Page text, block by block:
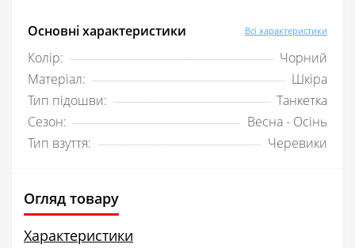
Основні характеристики Всі характеристики
Колір:
Чорний
Матеріал:
Шкіра
Тип підошви:
Танкетка
Сезон:
Весна - Осінь
Тип взуття:
Черевики
Огляд товару
Характеристики